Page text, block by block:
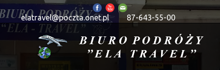
elatravel@poczta.onet.pl 87-643-55-00